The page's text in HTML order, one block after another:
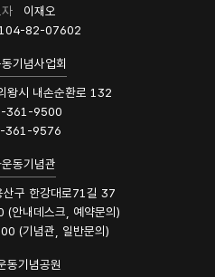
이재오
82-07602
기념사업회
왕시 내손순환로 132
361-9500
361-9576
동기념관
구 한강대로71길 37
내데스크, 예약문의)
(기념관, 일반문의)
동기념공원